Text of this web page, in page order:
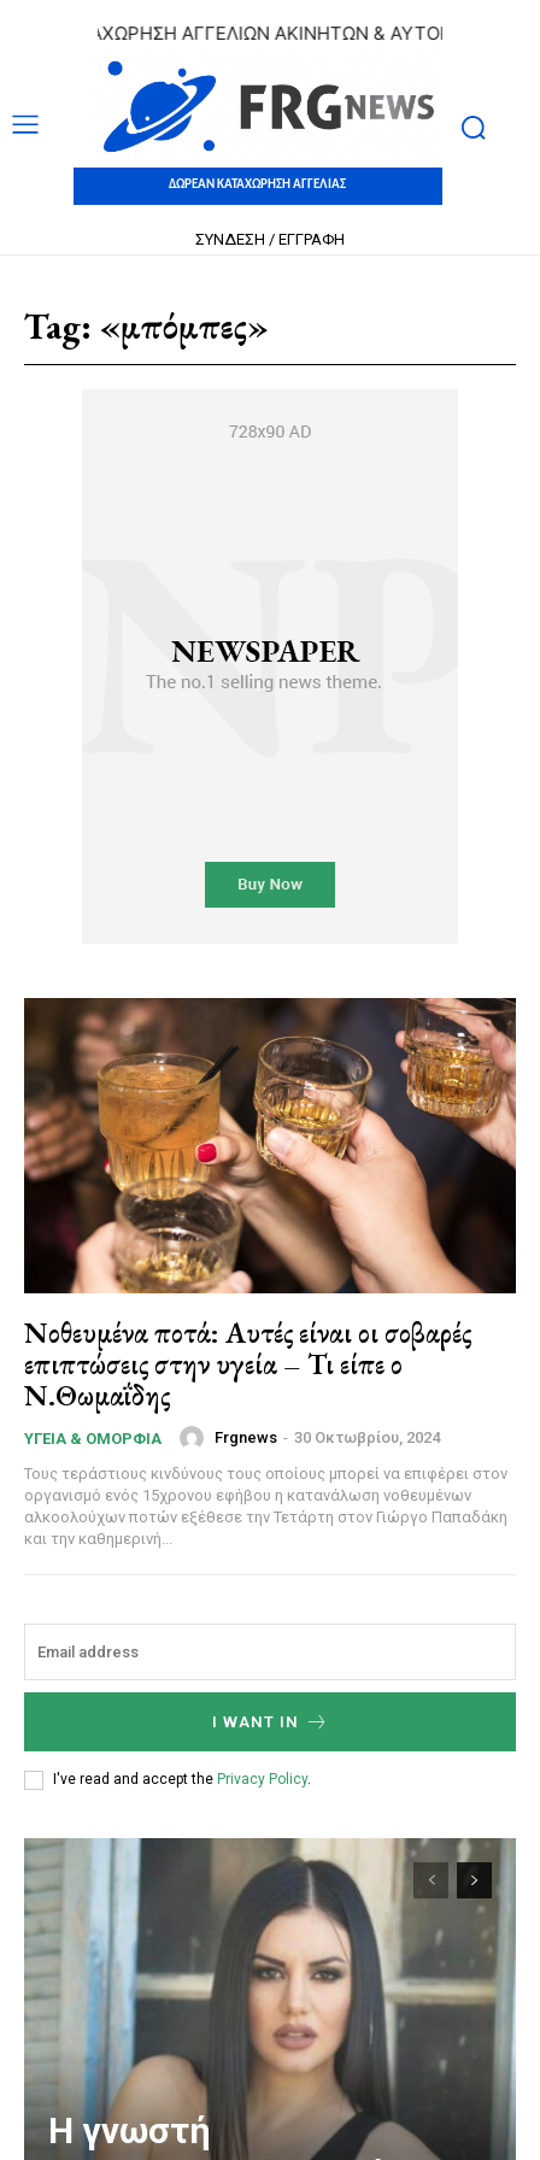
ΚΑΤΑΧΩΡΗΣΗ ΑΓΓΕΛΙΩΝ ΑΚΙΝΗΤΩΝ & ΑΥΤΟΚΙΝΗΤΩΝ |
ΔΩΡΕΑΝ ΚΑΤΑΧΩΡΗΣΗ ΑΓΓΕΛΙΑΣ
ΣΥΝΔΕΣΗ / ΕΓΓΡΑΦΗ
Tag: «μπόμπες»
Νοθευμένα ποτά: Αυτές είναι οι σοβαρές
επιπτώσεις στην υγεία – Τι είπε ο
Ν.Θωμαΐδης
ΥΓΕΊΑ & ΟΜΟΡΦΙΆ Frgnews - 30 Οκτωβρίου, 2024
Τους τεράστιους κινδύνους τους οποίους μπορεί να επιφέρει στον
οργανισμό ενός 15χρονου εφήβου η κατανάλωση νοθευμένων
αλκοολούχων ποτών εξέθεσε την Τετάρτη στον Γιώργο Παπαδάκη
και την καθημερινή...
I WANT IN
I've read and accept the Privacy Policy.
Η γνωστή